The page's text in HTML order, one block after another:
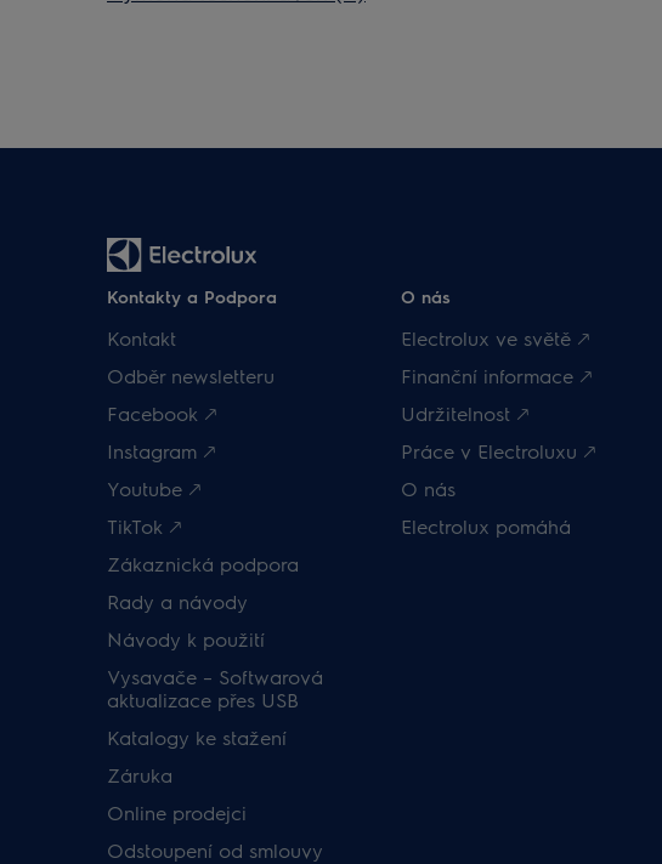
Kontakty a Podpora
Kontakt
Odběr newsletteru
Facebook 🡕
Instagram 🡕
Youtube 🡕
TikTok 🡕
Zákaznická podpora
Rady a návody
Návody k použití
Vysavače – Softwarová
aktualizace přes USB
Katalogy ke stažení
Záruka
Online prodejci
Odstoupení od smlouvy
O nás
Electrolux ve světě 🡕
Finanční informace 🡕
Udržitelnost 🡕
Práce v Electroluxu 🡕
O nás
Electrolux pomáhá